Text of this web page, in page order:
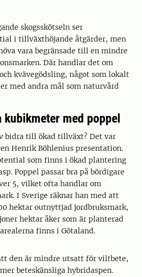
skogsskötseln ser
i tillväxthöjande åtgärder, men
vara begränsade till en mindre
Där handlar det om
kvävegödsling, något som lokalt
med andra mål som naturvård
med poppel
bidra till ökad tillväxt? Det var
Henrik Böhlenius presentation.
som finns i ökad plantering
Poppel passar bra på bördigare
5, vilket ofta handlar om
I Sverige räknar han med att
hektar outnyttjad jordbruksmark,
hektar åker som är planterad
finns i Götaland.
den är mindre utsatt för viltbete,
beteskänsliga hybridaspen.